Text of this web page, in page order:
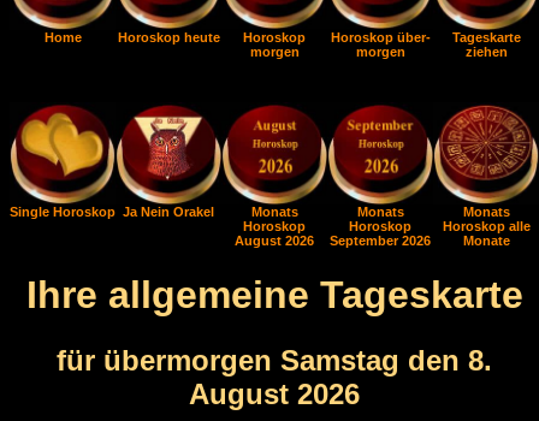
Home Horoskop heute
Horoskop
morgen
Horoskop über-
morgen
Tageskarte
ziehen
Single Horoskop Ja Nein Orakel
Monats
Horoskop
August 2026
Monats
Horoskop
September 2026
Monats
Horoskop alle
Monate
Ihre allgemeine Tageskarte
für übermorgen Samstag den 8.
August 2026